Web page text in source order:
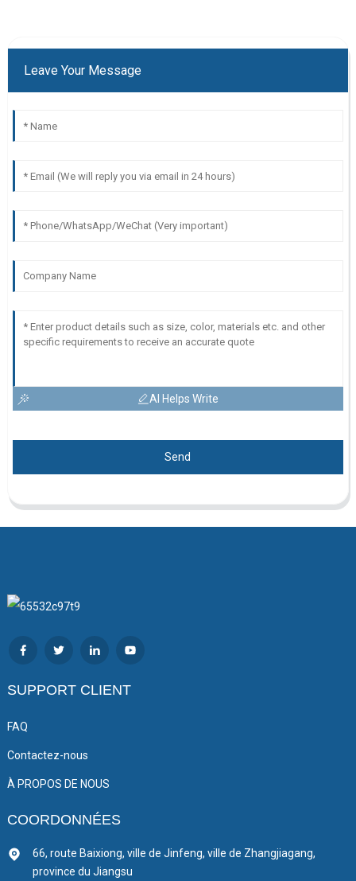
Leave Your Message
AI Helps Write
Send
SUPPORT CLIENT
FAQ
Contactez-nous
À PROPOS DE NOUS
COORDONNÉES
66, route Baixiong, ville de Jinfeng, ville de Zhangjiagang,
province du Jiangsu